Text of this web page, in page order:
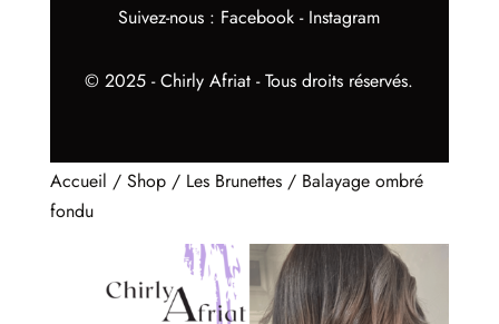
Suivez-nous : Facebook - Instagram
© 2025 - Chirly Afriat - Tous droits réservés.
Accueil / Shop/ Les Brunettes/ Balayage ombré
fondu